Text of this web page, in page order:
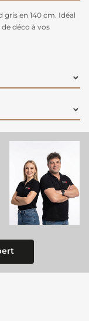
en 140 cm. Idéal
déco à vos